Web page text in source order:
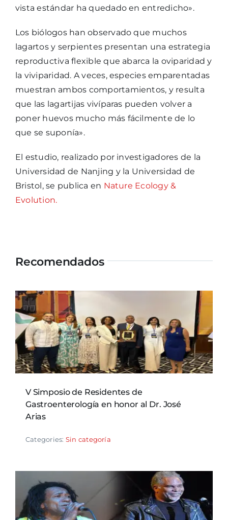
vista estándar ha quedado en entredicho».
Los biólogos han observado que muchos
lagartos y serpientes presentan una estrategia
reproductiva flexible que abarca la oviparidad y
la viviparidad. A veces, especies emparentadas
muestran ambos comportamientos, y resulta
que las lagartijas vivíparas pueden volver a
poner huevos mucho más fácilmente de lo
que se suponía».
El estudio, realizado por investigadores de la
Universidad de Nanjing y la Universidad de
Bristol, se publica en Nature Ecology &
Evolution.
Recomendados
V Simposio de Residentes de
Gastroenterología en honor al Dr. José
Arias
Categories: Sin categoría